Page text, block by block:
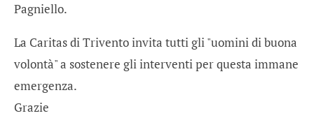
Pagniello.
La Caritas di Trivento invita tutti gli "uomini di buona
volontà" a sostenere gli interventi per questa immane
emergenza.
Grazie